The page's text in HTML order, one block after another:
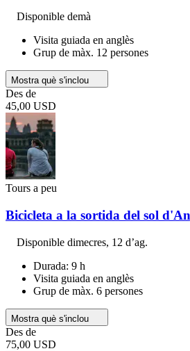
Disponible demà
Visita guiada en anglès
Grup de màx. 12 persones
Mostra què s'inclou
Des de
45,00 USD
Tours a peu
Bicicleta a la sortida del sol
Disponible dimecres, 12 d’ag.
Durada: 9 h
Visita guiada en anglès
Grup de màx. 6 persones
Mostra què s'inclou
Des de
75,00 USD